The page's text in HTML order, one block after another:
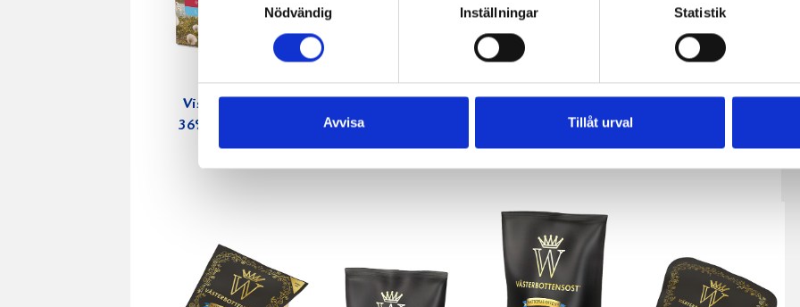
Nödvändig
Inställningar Statistik
Avvisa Tillåt urval
Vispgrädde
36% laktosfri
5dl
40% 3dl